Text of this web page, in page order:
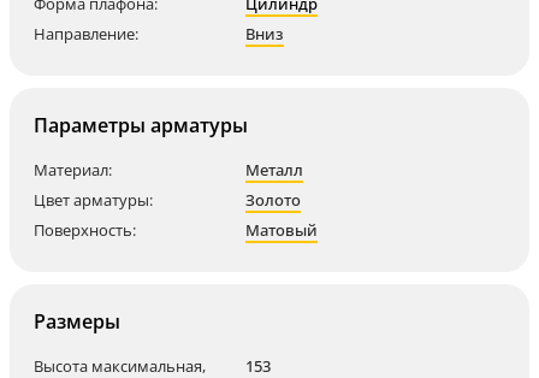
Направление:
Вниз
Параметры арматуры
Материал:
Металл
Цвет арматуры:
Золото
Поверхность:
Матовый
Размеры
Высота максимальная,
153